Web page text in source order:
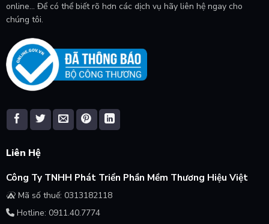
online... Để có thể biết rõ hơn các dịch vụ hãy liên hệ ngay cho
chúng tôi.
Liên Hệ
Công Ty TNHH Phát Triển Phần Mềm Thương Hiệu Việt
Mã số thuế: 0313182118
Hotline: 0911.40.7774